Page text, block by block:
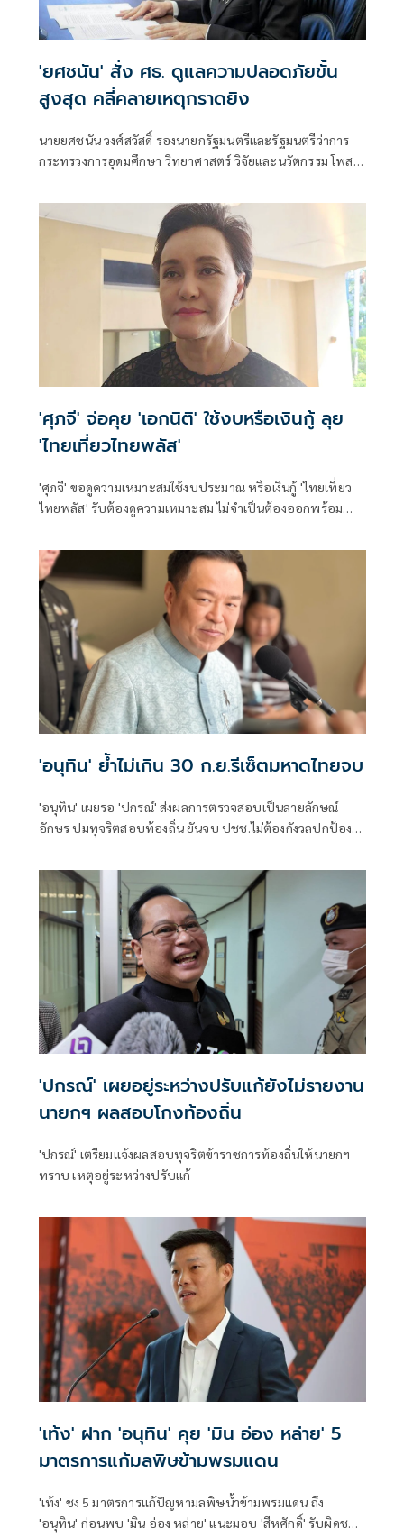
'ยศชนัน' สั่ง ศธ. ดูแลความปลอดภัยขั้น
สูงสุด คลี่คลายเหตุกราดยิง
นายยศชนัน วงศ์สวัสดิ์ รองนายกรัฐมนตรีและรัฐมนตรีว่าการ
กระทรวงการอุดมศึกษา วิทยาศาสตร์ วิจัยและนวัตกรรม โพสต์
ครอบครัวผู้สูญเสีย
'ศุภจี' จ่อคุย 'เอกนิติ' ใช้งบหรือเงินกู้ ลุย
'ไทยเที่ยวไทยพลัส'
'ศุภจี' ขอดูความเหมาะสมใช้งบประมาณ หรือเงินกู้ 'ไทยเที่ยว
ไทยพลัส' รับต้องดูความเหมาะสม ไม่จำเป็นต้องออกพร้อม
'อนุทิน' ย้ำไม่เกิน 30 ก.ย.รีเซ็ตมหาดไทยจบ
'อนุทิน' เผยรอ 'ปกรณ์' ส่งผลการตรวจสอบเป็นลายลักษณ์
อักษร ปมทุจริตสอบท้องถิ่น ยันจบ ปชช.ไม่ต้องกังวลปกป้อง
เต้นได้ ชี้รีเซ็ต มท.จบใน ก.ย.นี้
'ปกรณ์' เผยอยู่ระหว่างปรับแก้ยังไม่รายงาน
นายกฯ ผลสอบโกงท้องถิ่น
'ปกรณ์' เตรียมแจ้งผลสอบทุจริตข้าราชการท้องถิ่นให้นายกฯ
ทราบ เหตุอยู่ระหว่างปรับแก้
'เท้ง' ฝาก 'อนุทิน' คุย 'มิน อ่อง หล่าย' 5
มาตรการแก้มลพิษข้ามพรมแดน
'เท้ง' ชง 5 มาตรการแก้ปัญหามลพิษน้ำข้ามพรมแดน ถึง
'อนุทิน' ก่อนพบ 'มิน อ่อง หล่าย' แนะมอบ 'สีหศักดิ์' รับผิดชอบ